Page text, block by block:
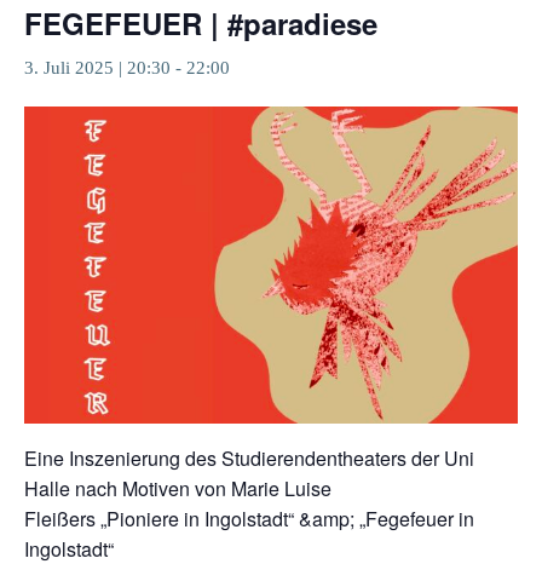
FEGEFEUER | #paradiese
3. Juli 2025 | 20:30 - 22:00
Eine Inszenierung des Studierendentheaters der Uni
Halle nach Motiven von Marie Luise
Fleißers „Pioniere in Ingolstadt“ &amp; „Fegefeuer in
Ingolstadt“